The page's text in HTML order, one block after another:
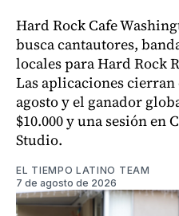
Hard Rock Cafe
busca cantautores,
locales para Hard Rock
Las aplicaciones cierran
agosto y el ganador
$10.000 y una sesión en
Studio.
EL TIEMPO LATINO TEAM
7 de agosto de 2026